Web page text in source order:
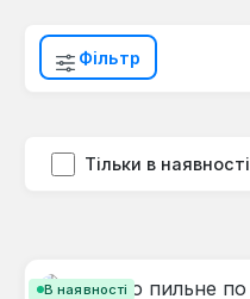
Фільтр
Тільки в наявності
В наявності